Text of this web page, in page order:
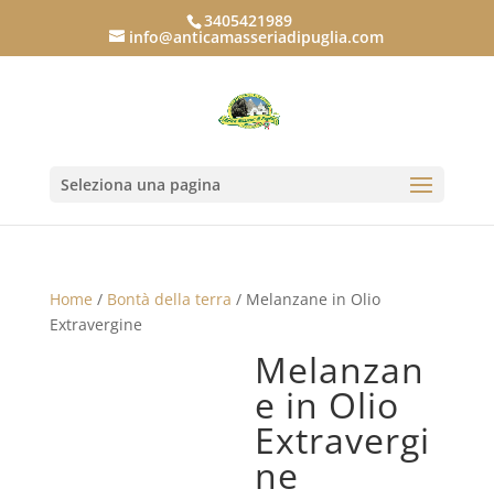
3405421989
info@anticamasseriadipuglia.com
Seleziona una pagina
Home / Bontà della terra / Melanzane in Olio
Extravergine
Melanzan
e in Olio
Extravergi
ne